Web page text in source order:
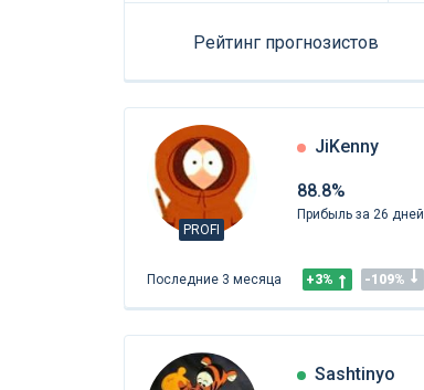
Рейтинг прогнозистов
PROFI
JiKenny
88.8%
Прибыль за 26 дней
Последние 3 месяца +3% -109%
Sashtinyo